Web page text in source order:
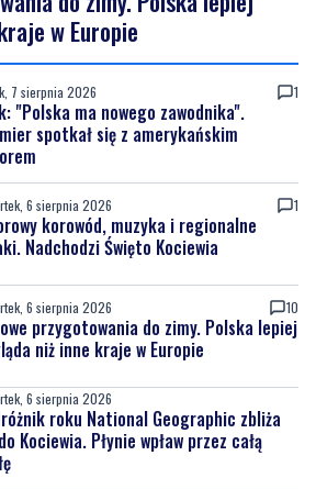
w Europie
7 sierpnia 2026 1
"Polska ma nowego zawodnika".
spotkał się z amerykańskim
6 sierpnia 2026 1
korowód, muzyka i regionalne
Nadchodzi Święto Kociewia
6 sierpnia 2026 10
przygotowania do zimy. Polska lepiej
niż inne kraje w Europie
6 sierpnia 2026
roku National Geographic zbliża
Kociewia. Płynie wpław przez całą